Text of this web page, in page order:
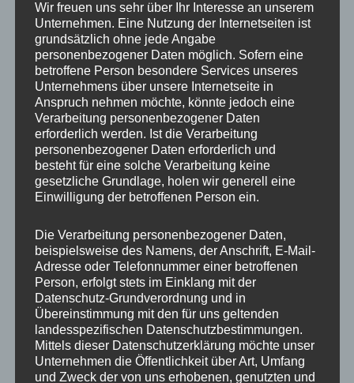
Test- und Produktionsumgebungen. Docker, in Kombination
mit Kubernetes, ermöglicht die einfache Erstellung,
Bereitstellung und Skalierung von Containern.
3. Microservices-Architektur
vereinfachen
Die Adoption von Microservices hat die Art und Weise, wie
wir Anwendungen entwerfen, verändert. Kubernetes ist ein
natürlicher Verbündeter für Microservices, da es die
Bereitstellung und Verwaltung von verteilten Anwendungen
können Entwickler effizientere, skalierbare und flexible
Microservices-Architekturen schaffen.
4. Effizientes Ressourcenmanagement
Kubernetes ermöglicht ein effizientes
Ressourcenmanagement durch automatische Skalierung,
Lastenausgleich und die Möglichkeit, Ressourcen je nach
Bedarf zuzuweisen. Dies führt zu einer optimalen Nutzung
Wir freuen uns sehr über Ihr Interesse an unserem
Unternehmen. Eine Nutzung der Internetseiten ist
grundsätzlich ohne jede Angabe
personenbezogener Daten möglich. Sofern eine
betroffene Person besondere Services unseres
Unternehmens über unsere Internetseite in
Anspruch nehmen möchte, könnte jedoch eine
Verarbeitung personenbezogener Daten
erforderlich werden. Ist die Verarbeitung
personenbezogener Daten erforderlich und
besteht für eine solche Verarbeitung keine
gesetzliche Grundlage, holen wir generell eine
Einwilligung der betroffenen Person ein.
Die Verarbeitung personenbezogener Daten,
beispielsweise des Namens, der Anschrift, E-Mail-
Adresse oder Telefonnummer einer betroffenen
Person, erfolgt stets im Einklang mit der
Datenschutz-Grundverordnung und in
Übereinstimmung mit den für uns geltenden
landesspezifischen Datenschutzbestimmungen.
Mittels dieser Datenschutzerklärung möchte unser
Unternehmen die Öffentlichkeit über Art, Umfang
und Zweck der von uns erhobenen, genutzten und